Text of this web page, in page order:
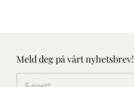
Meld deg på vårt nyhetsbrev!